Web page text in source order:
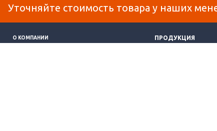
Уточняйте стоимость товара у наших
О КОМПАНИИ ПРОДУКЦИЯ